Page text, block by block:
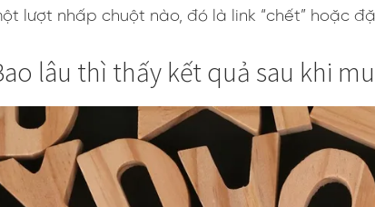
lượt nhấp chuột nào, đó là link “chết” hoặc
lâu thì thấy kết quả sau khi